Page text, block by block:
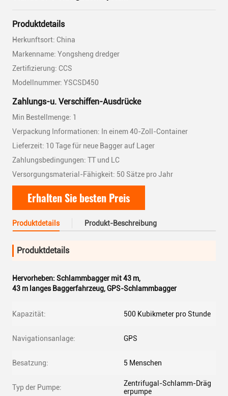
Produktdetails
Herkunftsort: China
Markenname: Yongsheng dredger
Zertifizierung: CCS
Modellnummer: YSCSD450
Zahlungs-u. Verschiffen-Ausdrücke
Min Bestellmenge: 1
Verpackung Informationen: In einem 40-Zoll-Container
Lieferzeit: 10 Tage für neue Bagger auf Lager
Zahlungsbedingungen: TT und LC
Versorgungsmaterial-Fähigkeit: 50 Sätze pro Jahr
Erhalten Sie besten Preis
Produktdetails Produkt-Beschreibung
Produktdetails
Hervorheben: Schlammbagger mit 43 m,
43 m langes Baggerfahrzeug,GPS-Schlammbagger
Kapazität: 500 Kubikmeter pro Stunde
Navigationsanlage: GPS
Besatzung: 5 Menschen
Typ der Pumpe:
Zentrifugal-Schlamm-Dräg
erpumpe